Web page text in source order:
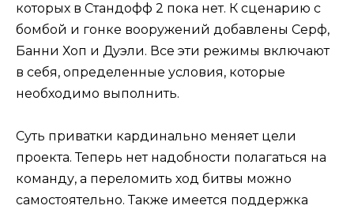
которых в Стандофф 2 пока нет. К сценарию с
бомбой и гонке вооружений добавлены Серф,
Банни Хоп и Дуэли. Все эти режимы включают
в себя, определенные условия, которые
необходимо выполнить.
Суть приватки кардинально меняет цели
проекта. Теперь нет надобности полагаться на
команду, а переломить ход битвы можно
самостоятельно. Также имеется поддержка